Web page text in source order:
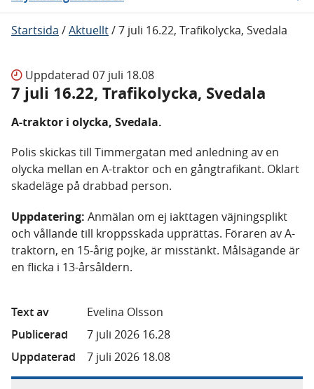
Startsida /Aktuellt/7 juli 16.22, Trafikolycka, Svedala
Uppdaterad 07 juli 18.08
7 juli 16.22, Trafikolycka, Svedala
A-traktor i olycka, Svedala.
Polis skickas till Timmergatan med anledning av en
olycka mellan en A-traktor och en gångtrafikant. Oklart
skadeläge på drabbad person.
Uppdatering: Anmälan om ej iakttagen väjningsplikt
och vållande till kroppsskada upprättas. Föraren av A-
traktorn, en 15-årig pojke, är misstänkt. Målsägande är
en flicka i 13-årsåldern.
Text av
Evelina Olsson
Publicerad
7 juli 2026 16.28
Uppdaterad
7 juli 2026 18.08